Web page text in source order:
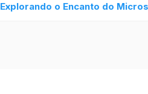
Explorando o Encanto do